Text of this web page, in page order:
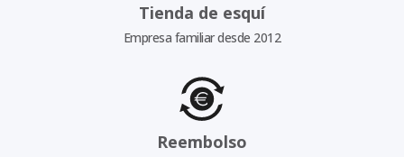
Tienda de esquí
Empresa familiar desde 2012
Reembolso